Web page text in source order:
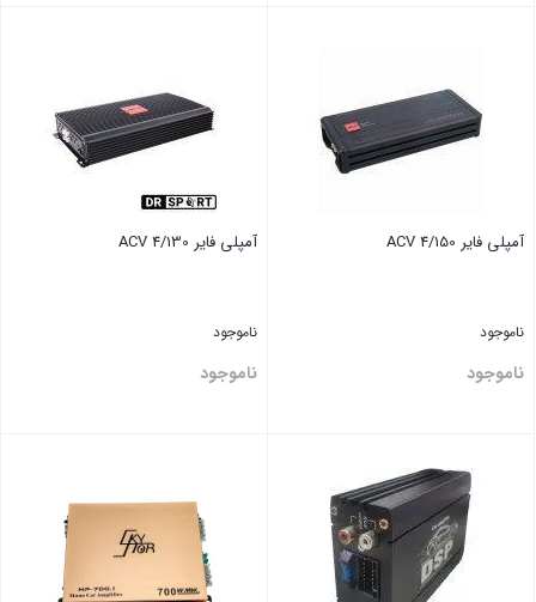
آمپلی فایر ACV 4/150
ناموجود
ناموجود
آمپلی فایر ACV 4/130
ناموجود
ناموجود